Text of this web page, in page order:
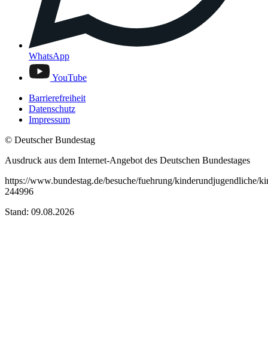
WhatsApp
YouTube
Barrierefreiheit
Datenschutz
Impressum
© Deutscher Bundestag
Ausdruck aus dem Internet-Angebot des Deutschen Bundestages
https://www.bundestag.de/besuche/fuehrung/kinderundjugendliche/
244996
Stand: 09.08.2026